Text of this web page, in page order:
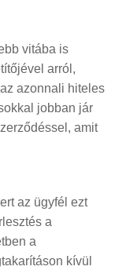
vitába is
arról,
azonnali hiteles
jobban jár
amit
az ügyfél ezt
a
a
kívül